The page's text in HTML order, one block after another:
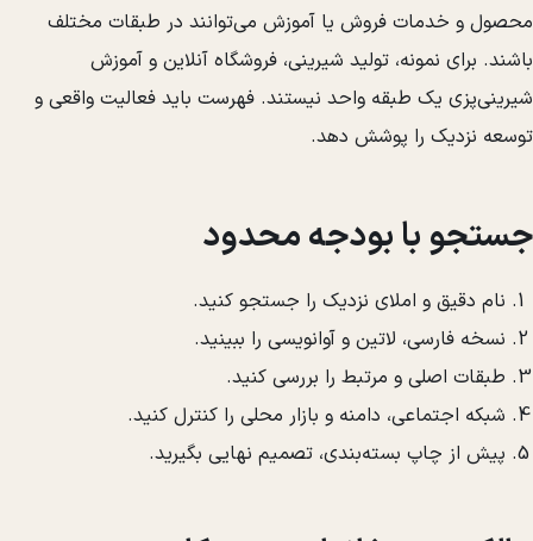
محصول و خدمات فروش یا آموزش می‌توانند در طبقات مختلف
باشند. برای نمونه، تولید شیرینی، فروشگاه آنلاین و آموزش
شیرینی‌پزی یک طبقه واحد نیستند. فهرست باید فعالیت واقعی و
توسعه نزدیک را پوشش دهد.
جستجو با بودجه محدود
نام دقیق و املای نزدیک را جستجو کنید.
نسخه فارسی، لاتین و آوانویسی را ببینید.
طبقات اصلی و مرتبط را بررسی کنید.
شبکه اجتماعی، دامنه و بازار محلی را کنترل کنید.
پیش از چاپ بسته‌بندی، تصمیم نهایی بگیرید.